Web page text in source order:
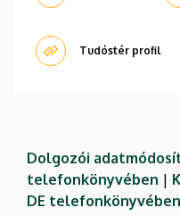
Tudóstér profil
Dolgozói
telefonkönyvében |
DE telefonkönyvében